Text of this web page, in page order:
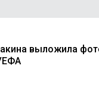
выложила